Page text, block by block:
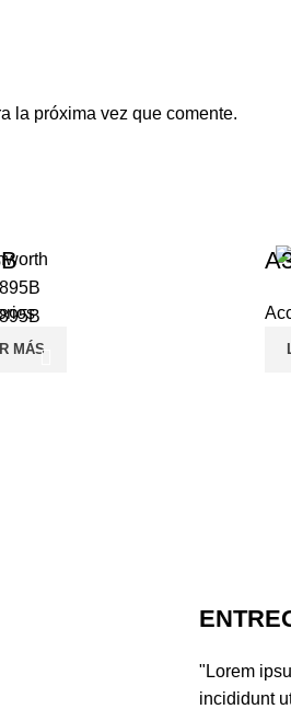
la próxima vez que comente.
MÁS
"Lorem
incididunt